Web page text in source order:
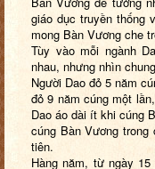
giáo dục truyền thống
mong Bàn Vương che
Tùy vào mỗi ngành
nhau, nhưng nhìn
Người Dao đỏ 5 năm
đỏ 9 năm cúng một
Dao áo dài ít khi cúng
cúng Bàn Vương
tiên.
Hàng năm, từ ngày